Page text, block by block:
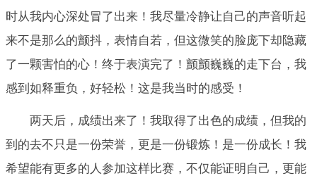
时从我内心深处冒了出来！我尽量冷静让自己的声音听起
来不是那么的颤抖，表情自若，但这微笑的脸庞下却隐藏
了一颗害怕的心！终于表演完了！颤颤巍巍的走下台，我
感到如释重负，好轻松！这是我当时的感受！
两天后，成绩出来了！我取得了出色的成绩，但我的
到的去不只是一份荣誉，更是一份锻炼！是一份成长！我
希望能有更多的人参加这样比赛，不仅能证明自己，更能